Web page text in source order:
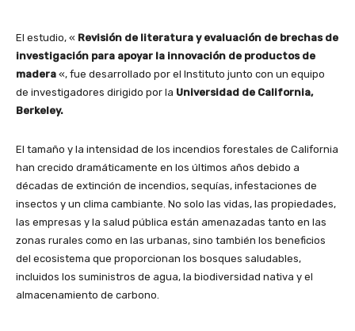
El estudio, « Revisión de literatura y evaluación de brechas de
investigación para apoyar la innovación de productos de
madera «, fue desarrollado por el Instituto junto con un equipo
de investigadores dirigido por la Universidad de California,
Berkeley.
El tamaño y la intensidad de los incendios forestales de California
han crecido dramáticamente en los últimos años debido a
décadas de extinción de incendios, sequías, infestaciones de
insectos y un clima cambiante. No solo las vidas, las propiedades,
las empresas y la salud pública están amenazadas tanto en las
zonas rurales como en las urbanas, sino también los beneficios
del ecosistema que proporcionan los bosques saludables,
incluidos los suministros de agua, la biodiversidad nativa y el
almacenamiento de carbono.